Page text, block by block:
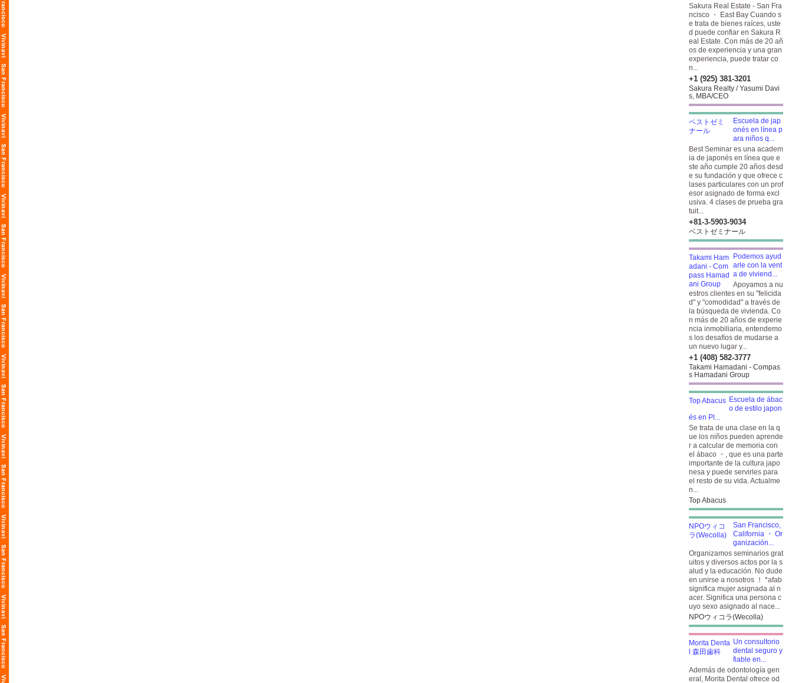
Sakura Real Estate - San Fra
ncisco ・ East Bay Cuando s
e trata de bienes raíces, uste
d puede confiar en Sakura R
eal Estate. Con más de 20 añ
os de experiencia y una gran
experiencia, puede tratar co
n...
+1 (925) 381-3201
Sakura Realty / Yasumi Davi
s, MBA/CEO
Escuela de jap
onés en línea p
ara niños q...
Best Seminar es una academ
ia de japonés en línea que e
ste año cumple 20 años desd
e su fundación y que ofrece c
lases particulares con un prof
esor asignado de forma excl
usiva. 4 clases de prueba gra
tuit...
+81-3-5903​-9034
ベストゼミナール
Podemos ayud
arle con la vent
a de viviend...
Apoyamos a nu
estros clientes en su "felicida
d" y "comodidad" a través de
la búsqueda de vivienda. Co
n más de 20 años de experie
ncia inmobiliaria, entendemo
s los desafíos de mudarse a
un nuevo lugar y...
+1 (408) 582-3777
Takami Hamadani - Compas
s Hamadani Group
Escuela de ábac
o de estilo japon
és en Pl...
Se trata de una clase en la q
ue los niños pueden aprende
r a calcular de memoria con
el ábaco ・, que es una parte
importante de la cultura japo
nesa y puede servirles para
el resto de su vida. Actualme
n...
Top Abacus
San Francisco,
California ・ Or
ganización...
Organizamos seminarios grat
uitos y diversos actos por la s
alud y la educación. No dude
en unirse a nosotros ！ *afab
significa mujer asignada al n
acer. Significa una persona c
uyo sexo asignado al nace...
NPOウィコラ(Wecolla)
Un consultorio
dental seguro y
fiable en...
Además de odontología gen
eral, Morita Dental ofrece od